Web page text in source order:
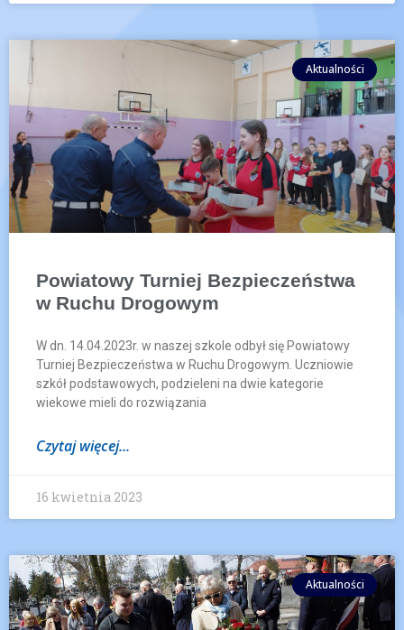
Aktualności
Powiatowy Turniej Bezpieczeństwa
w Ruchu Drogowym
W dn. 14.04.2023r. w naszej szkole odbył się Powiatowy
Turniej Bezpieczeństwa w Ruchu Drogowym. Uczniowie
szkół podstawowych, podzieleni na dwie kategorie
wiekowe mieli do rozwiązania
Czytaj więcej...
16 kwietnia 2023
Aktualności